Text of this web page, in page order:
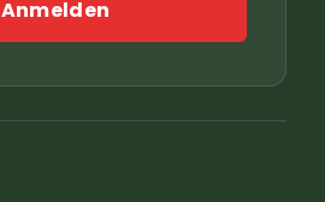
Anmelden